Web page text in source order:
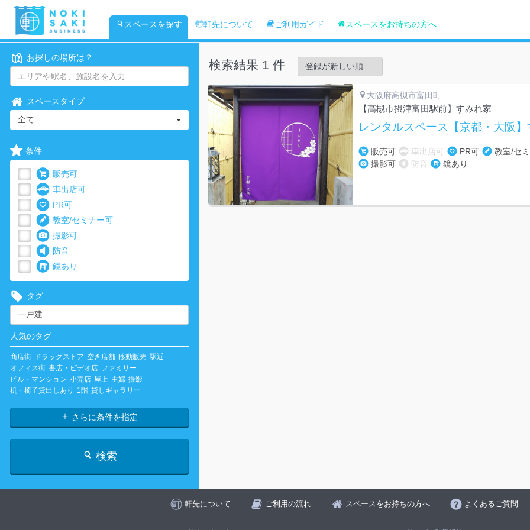
スペースを探す 軒先について ご利用ガイド スペースをお持ちの方へ
お探しの場所は？
スペースタイプ
全て
条件
販売可
車出店可
PR可
教室/セミナー可
撮影可
防音
鏡あり
タグ
人気のタグ
商店街 ドラッグストア 空き店舗 移動販売 駅近
オフィス街 書店・ビデオ店 ファミリー
ビル・マンション 小売店 屋上 主婦 撮影
机・椅子貸出しあり
1階 貸しギャラリー
さらに条件を指定
検索
検索結果 1 件
大阪府高槻市富田町
【高槻市摂津富田駅前】すみれ家
レンタルスペース【京都・大阪】
販売可 車出店可 PR可
教室/セ
撮影可
防音 鏡あり
軒先について ご利用の流れ スペースをお持ちの方へ よくあるご質問